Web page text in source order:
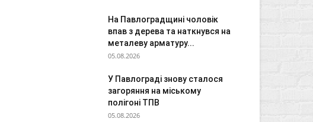
На Павлоградщині чоловік
впав з дерева та наткнувся на
металеву арматуру...
05.08.2026
У Павлограді знову сталося
загоряння на міському
полігоні ТПВ
05.08.2026